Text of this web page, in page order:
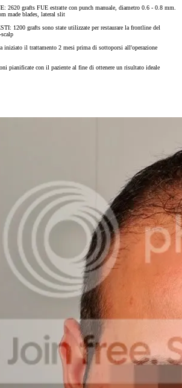
2620 grafts FUE estratte con punch manuale, diametro 0.6 - 0.8 mm.
made blades, lateral slit
1200 grafts sono state utilizzate per restaurare la frontline del
iniziato il trattamento 2 mesi prima di sottoporsi all'operazione
pianificate con il paziente al fine di ottenere un risultato ideale